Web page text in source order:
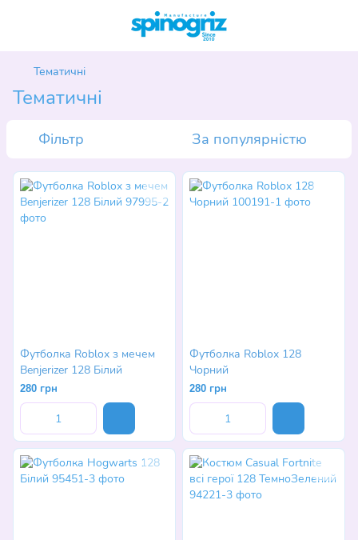
Тематичні
Тематичні
Фільтр За популярністю
Футболка Roblox з мечем
Benjerizer 128 Білий
280 грн
Футболка Roblox 128
Чорний
280 грн